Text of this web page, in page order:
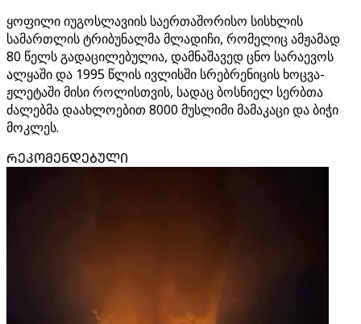
ყოფილი იუგოსლავიის საერთაშორისო სისხლის
სამართლის ტრიბუნალმა მლადიჩი, რომელიც ამჟამად
80 წელს გადაცილებულია, დამნაშავედ ცნო სარაევოს
ალყაში და 1995 წლის ივლისში სრებრენიცის ხოცვა-
ჟლეტაში მისი როლისთვის, სადაც ბოსნიელ სერბთა
ძალებმა დაახლოებით 8000 მუსლიმი მამაკაცი და ბიჭი
მოკლეს.
ᲠᲔᲙᲝᲛᲔᲜᲓᲔᲑᲣᲚᲘ